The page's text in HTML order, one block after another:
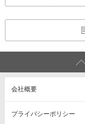
会社概要
プライバシーポリシー